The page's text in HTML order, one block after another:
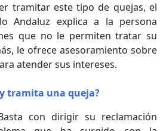
tramitar este tipo de quejas, el
Andaluz explica a la persona
que no le permiten tratar su
le ofrece asesoramiento sobre
atender sus intereses.
tramita una queja?
con dirigir su reclamación